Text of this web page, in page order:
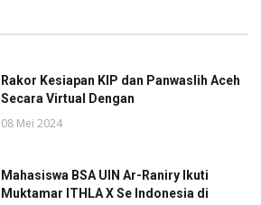
Rakor Kesiapan KIP dan Panwaslih Aceh
Secara Virtual Dengan
08 Mei 2024
Mahasiswa BSA UIN Ar-Raniry Ikuti
Muktamar ITHLA X Se Indonesia di